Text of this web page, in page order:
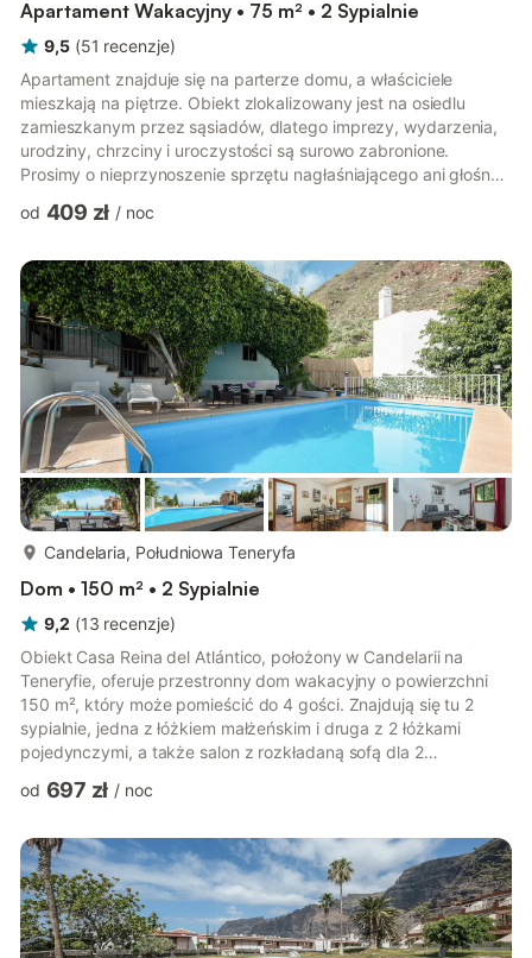
Apartament Wakacyjny • 75 m² • 2 Sypialnie
9,5 (51 recenzje)
Apartament znajduje się na parterze domu, a właściciele
mieszkają na piętrze. Obiekt zlokalizowany jest na osiedlu
zamieszkanym przez sąsiadów, dlatego imprezy, wydarzenia,
urodziny, chrzciny i uroczystości są surowo zabronione.
Prosimy o nieprzynoszenie sprzętu nagłaśniającego ani głośne
dodatkowi goście nie są dozwoleni na terenie obiektu, w
wakacyjny przy Atlantyku zachwyca widokiem na góry i morze,
znajduje się w urokliwej miejscowości Arona na wyspie
Teneryfa. Posiada salon z roz...
od 409 zł / noc
Candelaria, Południowa Teneryfa
Dom • 150 m² • 2 Sypialnie
9,2 (13 recenzje)
Obiekt Casa Reina del Atlántico, położony w Candelarii na
Teneryfie, oferuje przestronny dom wakacyjny o powierzchni
150 m², który może pomieścić do 4 gości. Znajdują się tu 2
sypialnie, jedna z łóżkiem małżeńskim i druga z 2 łóżkami
pojedynczymi, a także salon z rozkładaną sofą dla 2
telewizor prywatny, szybkie Wi-Fi do rozmów wideo oraz
pobytu. Udogodnienia dla rodzin obejmują prywatne krzesełko
do karmienia, łóżeczko dziecięce, wspólne zabawki i książki dla
dzieci, a także śniadan...
od 697 zł / noc